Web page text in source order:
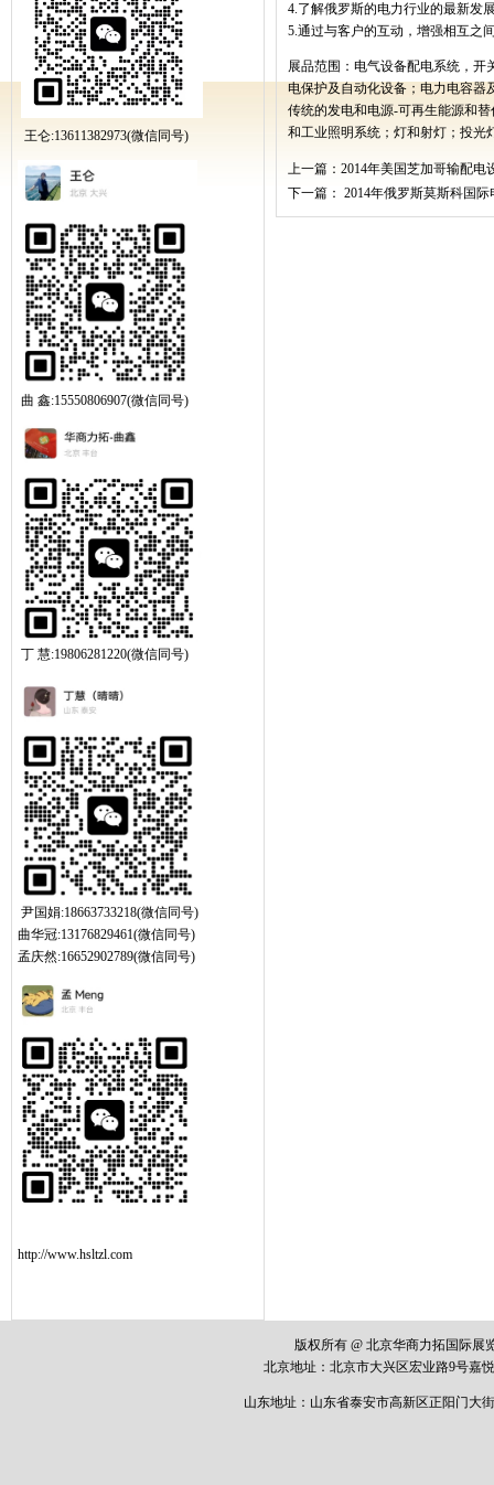
王仑:13611382973(微信同号)
曲 鑫:15550806907(微信同号)
丁 慧:19806281220(微信同号)
尹国娟:18663733218(微信同号)
曲华冠:13176829461(微信同号)
孟庆然:16652902789(微信同号)
http://www.hsltzl.com
4.了解俄罗斯的电力行业的最新发
5.通过与客户的互动，增强相互之
展品范围 ： 电气设备配电系统，开
电保护及自动化设备；电力电容器
传统的发电和电源-可再生能源和
和工业照明系统；灯和射灯；投光
上一篇： 2014年美国芝加哥输配电
下一篇： 2014年俄罗斯莫斯科国
版权所有 @ 北京华商力拓国际
北京地址：北京市大兴区宏业路9号嘉
山东地址：山东省泰安市高新区正阳门大